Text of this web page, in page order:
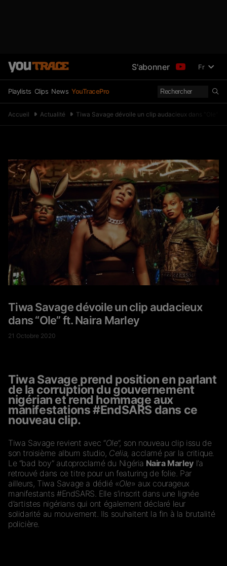
S'abonner Fr
Playlists Clips News YouTracePro
Accueil Actualité Tiwa Savage dévoile un clip audacieux dans “Ole”
Tiwa Savage dévoile un clip audacieux
dans “Ole” ft. Naira Marley
21 Octobre 2020
Tiwa Savage prend position en parlant
de la corruption du gouvernement
nigérian et rend hommage aux
manifestations #EndSARS dans ce
nouveau clip.
Tiwa Savage revient avec “Ole“, son nouveau clip issu de
son troisième album studio, Celia, acclamé par la critique.
Le “bad boy” autoproclamé du Nigéria Naira Marleyl’a
retrouvé dans ce titre pour un featuring de folie. Par
ailleurs, Tiwa Savage a dédié «Ole» aux courageux
manifestants #EndSARS. Elle s’inscrit dans une lignée
d’artistes nigérians qui ont également déclaré leur
solidarité au mouvement. Ils souhaitent la fin à la brutalité
policière.